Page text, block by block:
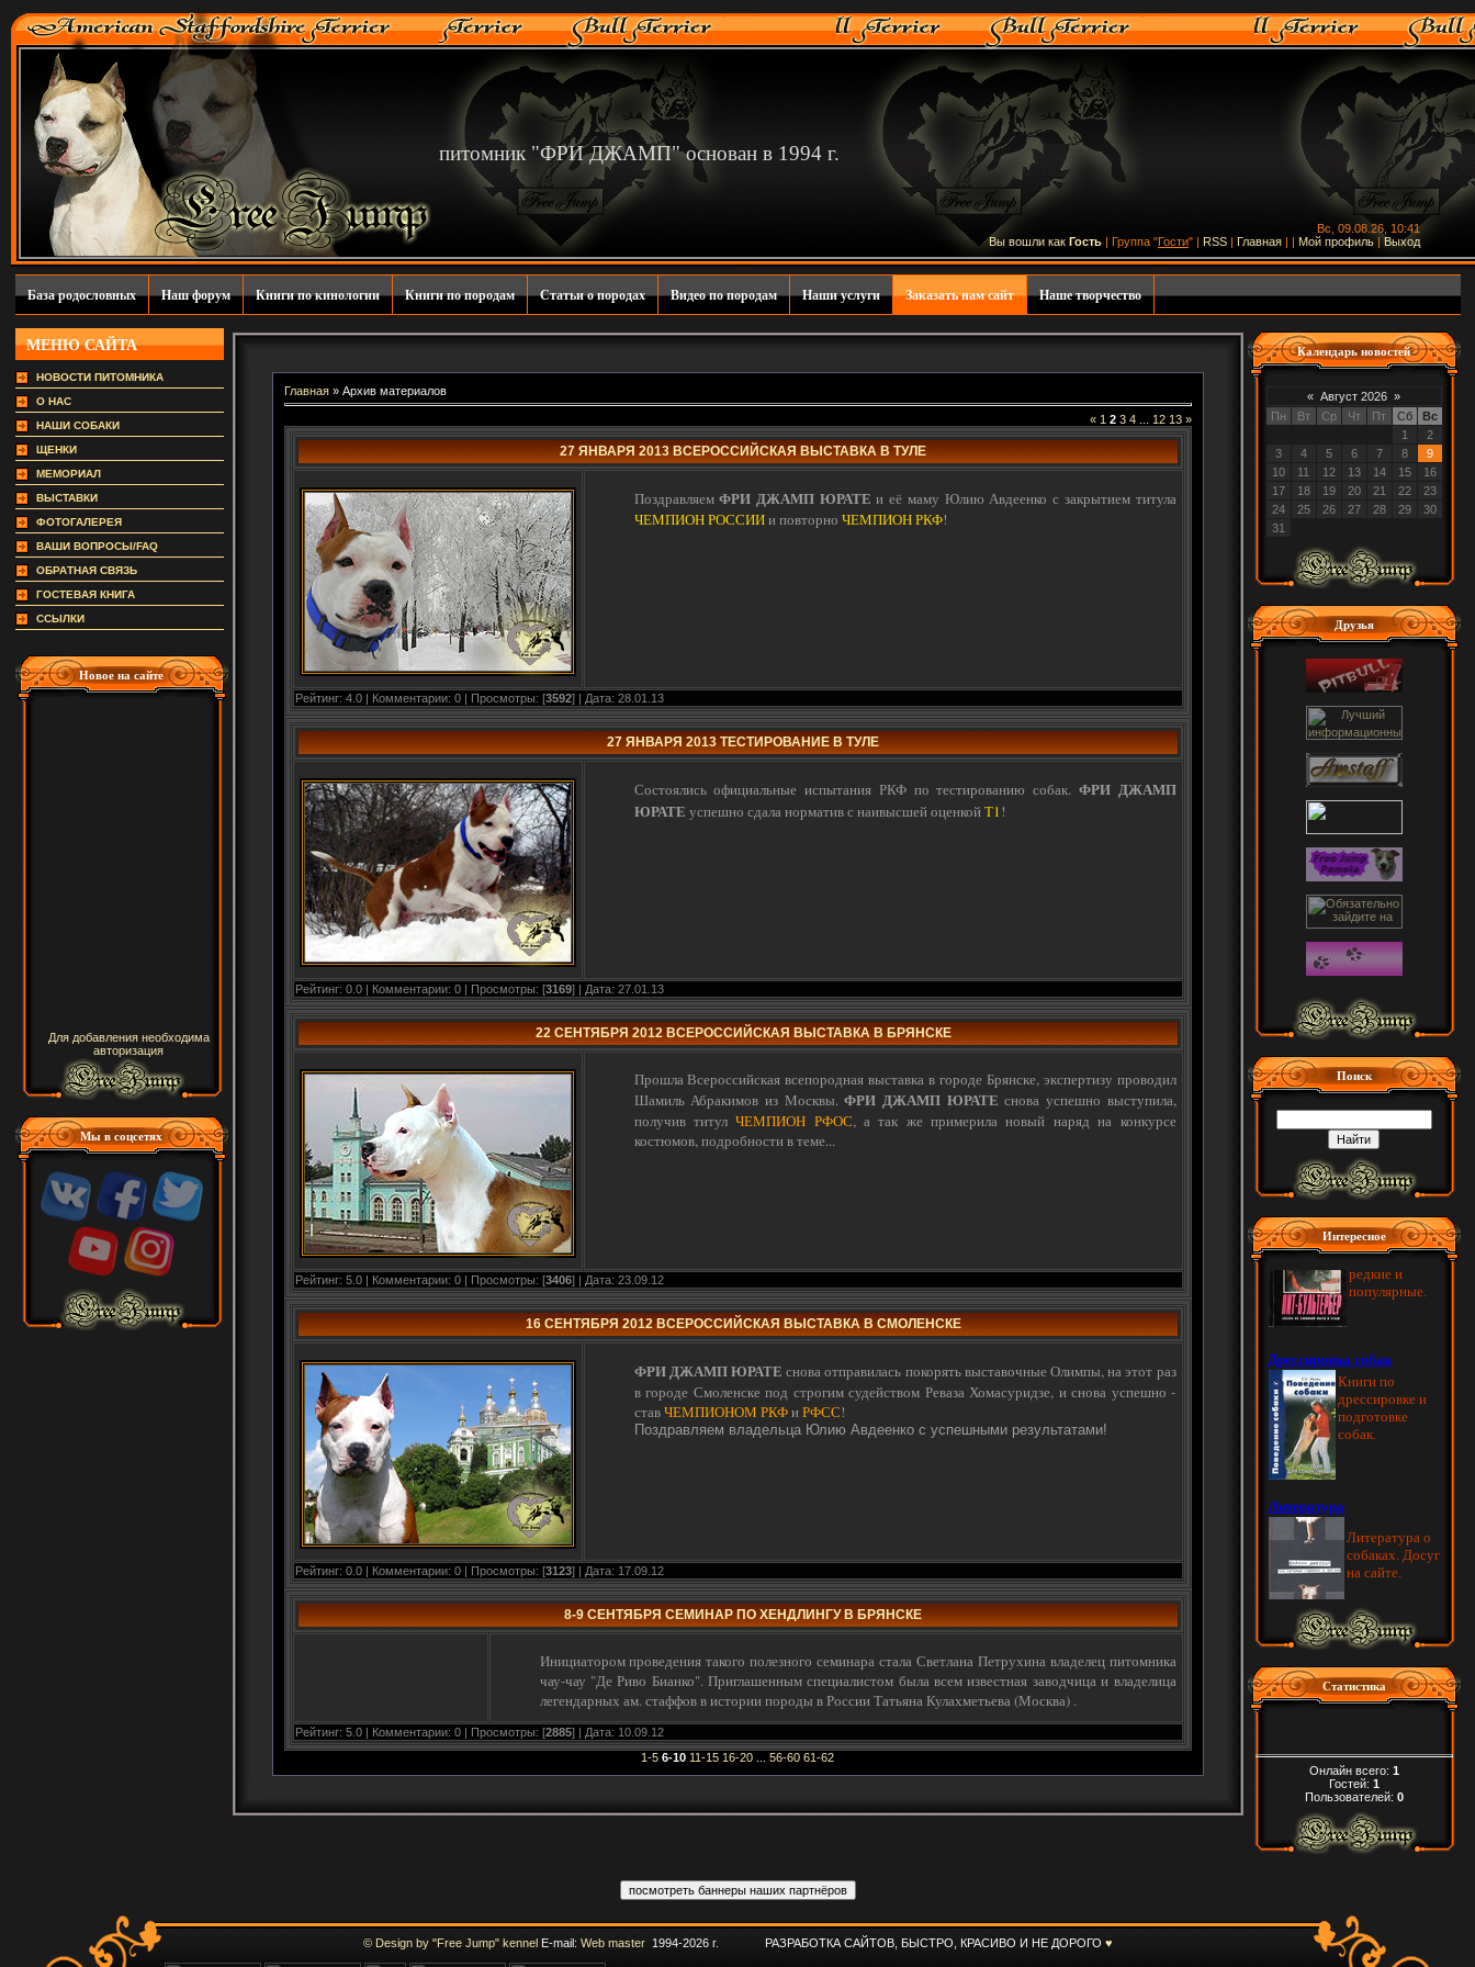
питомник "ФРИ ДЖАМП" основан в 1994 г.
Вс, 09.08.26, 10:41
Вы вошли как Гость | Группа "Гости" | RSS | Главная | | Мой профиль |Выход
База родословных Наш форум Книги по кинологии Книги по породам Статьи о породах Видео по породам Наши услуги Заказать нам сайт Наше творчество
МЕНЮ САЙТА
НОВОСТИ ПИТОМНИКА
О НАС
НАШИ СОБАКИ
ЩЕНКИ
МЕМОРИАЛ
ВЫСТАВКИ
ФОТОГАЛЕРЕЯ
ВАШИ ВОПРОСЫ/FAQ
ОБРАТНАЯ СВЯЗЬ
ГОСТЕВАЯ КНИГА
ССЫЛКИ
Новое на сайте
Для добавления необходима
авторизация
Мы в соцсетях
Главная» Архив материалов
« 1 2 3 4 12 13 »
27 ЯНВАРЯ 2013 ВСЕРОССИЙСКАЯ ВЫСТАВКА В ТУЛЕ
ПоздравляемФРИ ДЖАМП ЮРАТЕ и её маму Юлию Авдеенко с закрытием титула
ЧЕМПИОН РОССИИи повторно ЧЕМПИОН РКФ!
Рейтинг: 4.0 | Комментарии: 0 | Просмотры: [3592] | Дата: 28.01.13
27 ЯНВАРЯ 2013 ТЕСТИРОВАНИЕ В ТУЛЕ
Состоялись официальные испытания РКФ по тестированию собак. ФРИ ДЖАМП
ЮРАТЕ успешно сдала норматив с наивысшей оценкойТ1!
Рейтинг: 0.0 | Комментарии: 0 | Просмотры: [3169] | Дата: 27.01.13
22 СЕНТЯБРЯ 2012 ВСЕРОССИЙСКАЯ ВЫСТАВКА В БРЯНСКЕ
Прошла Всероссийская всепородная выставка в городе Брянске, экспертизу проводил
Шамиль Абракимов из Москвы.ФРИ ДЖАМП ЮРАТЕ снова успешно выступила,
получив титулЧЕМПИОН РФОС, а так же примерила новый наряд на конкурсе
костюмов, подробности в теме...
Рейтинг: 5.0 | Комментарии: 0 | Просмотры: [3406] | Дата: 23.09.12
16 СЕНТЯБРЯ 2012 ВСЕРОССИЙСКАЯ ВЫСТАВКА В СМОЛЕНСКЕ
ФРИ ДЖАМП ЮРАТЕ снова отправилась покорять выставочные Олимпы, на этот раз
в городе Смоленске под строгим судейством Реваза Хомасуридзе, и снова успешно -
ставЧЕМПИОНОМ РКФиРФСС!
Поздравляем владельца Юлию Авдеенко с успешными результатами!
Рейтинг: 0.0 | Комментарии: 0 | Просмотры: [3123] | Дата: 17.09.12
8-9 СЕНТЯБРЯ СЕМИНАР ПО ХЕНДЛИНГУ В БРЯНСКЕ
Инициатором проведения такого полезного семинара стала Светлана Петрухина владелец питомника
чау-чау "Де Риво Бианко". Приглашенным специалистом была всем известная заводчица и владелица
легендарных ам. стаффов в истории породы в России Татьяна Кулахметьева (Москва) .
Рейтинг: 5.0 | Комментарии: 0 | Просмотры: [2885] | Дата: 10.09.12
1-5 6-10 11-15 16-20 56-60 61-62
Календарь новостей
« Август 2026 »
Пн
Вт Ср Чт Пт Сб
Вс
1
2
3
4 5 6 7 8
9
10
11 12 13 14 15
16
17
18 19 20 21 22
23
24
25 26 27 28 29
30
31
Друзья
Поиск
Интересное
Статистика
Онлайн всего: 1
Гостей: 1
Пользователей: 0
© Design by "Free Jump" kennelE-mail: Web master1994-2026 г. РАЗРАБОТКА САЙТОВ, БЫСТРО, КРАСИВО И НЕ ДОРОГО ♥